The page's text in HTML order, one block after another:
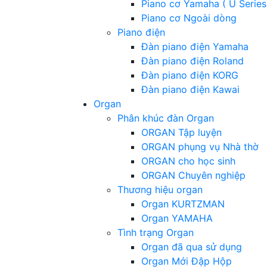
Piano cơ Yamaha ( U
Piano cơ Ngoài dòng
Piano điện
Đàn piano điện Yamaha
Đàn piano điện Roland
Đàn piano điện KORG
Đàn piano điện Kawai
Organ
Phân khúc đàn Organ
ORGAN Tập luyện
ORGAN phụng vụ Nhà thờ
ORGAN cho học sinh
ORGAN Chuyên nghiệp
Thương hiệu organ
Organ KURTZMAN
Organ YAMAHA
Tình trạng Organ
Organ đã qua sử dụng
Organ Mới Đập Hộp